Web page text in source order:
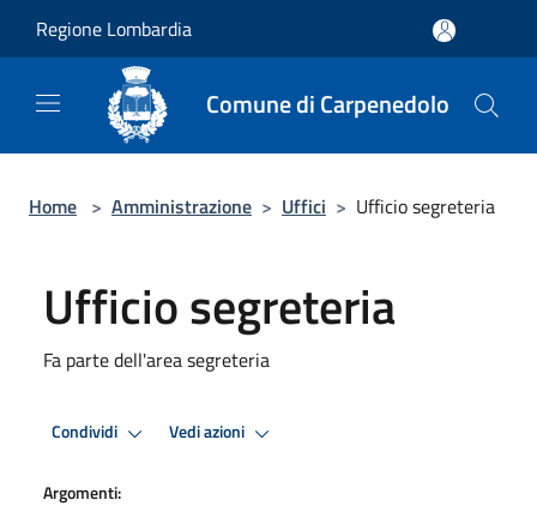
Regione Lombardia
Comune di Carpenedolo
Home > Amministrazione > Uffici > Ufficio segreteria
Ufficio segreteria
Fa parte dell'area segreteria
Condividi Vedi azioni
Argomenti: